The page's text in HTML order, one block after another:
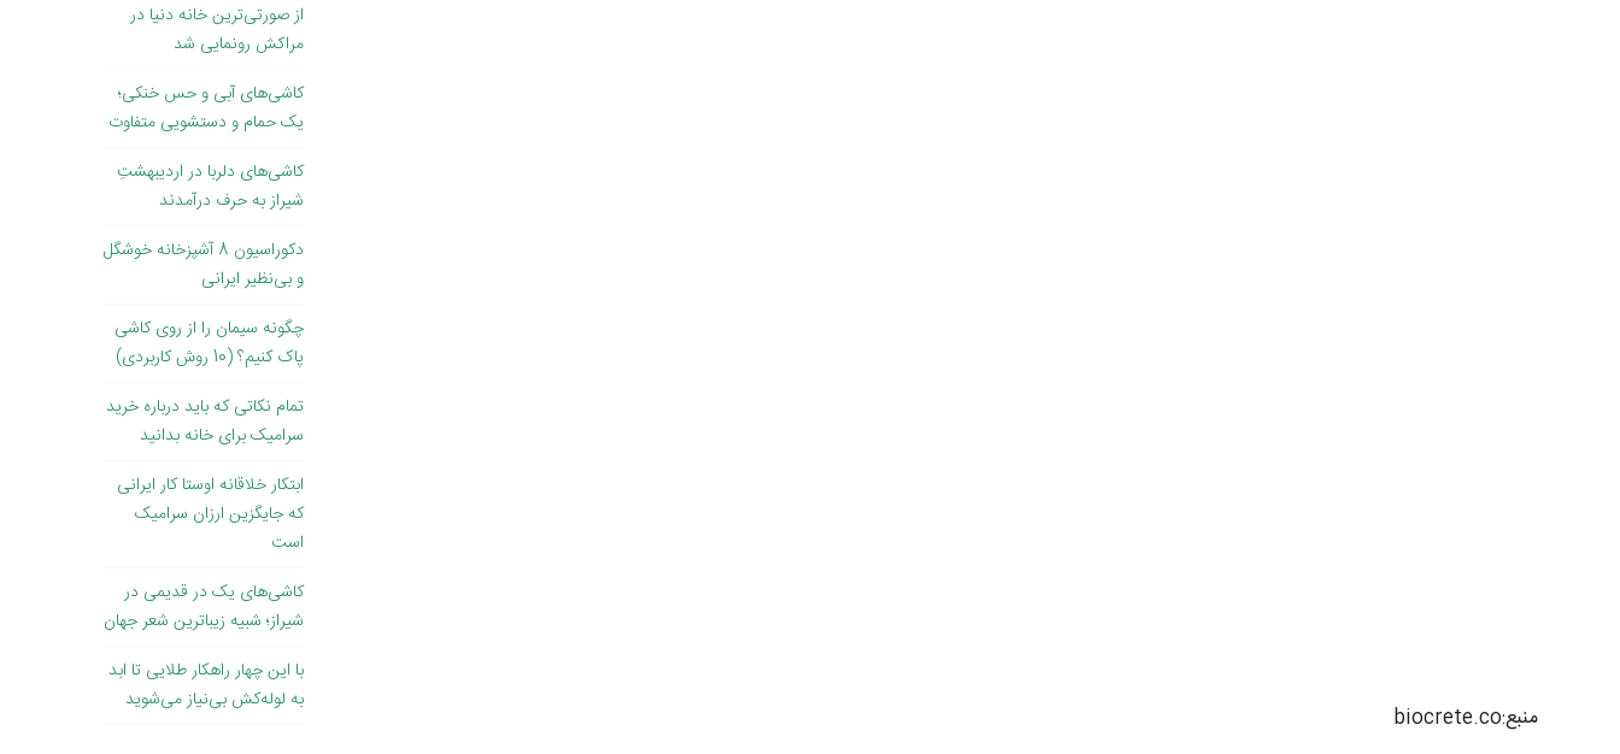
منبع:biocrete.co
از صورتی‌ترین خانه دنیا در
مراکش رونمایی شد
کاشی‌های آبی و حس خنکی؛
یک حمام و دستشویی متفاوت
کاشی‌های دلربا در اردیبهشتِ
شیراز به حرف درآمدند
دکوراسیون 8 آشپزخانه خوشگل
و بی‌نظیر ایرانی
چگونه سیمان را از روی کاشی
پاک کنیم؟ (10 روش کاربردی)
تمام نکاتی که باید درباره خرید
سرامیک برای خانه بدانید
ابتکار خلاقانه اوستا کار ایرانی
که جایگزین ارزان سرامیک
است
کاشی‌های یک در قدیمی در
شیراز؛ شبیه زیباترین شعر جهان
با این چهار راهکار طلایی تا ابد
به لوله‌کش بی‌نیاز می‌شوید